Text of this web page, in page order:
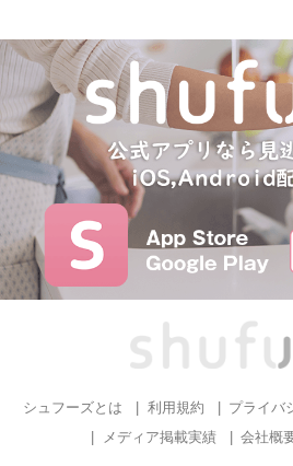
シュフーズとは 利用規約 プライバ
メディア掲載実績
会社概